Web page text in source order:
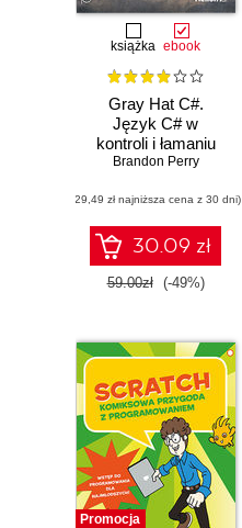
książka ebook
Gray Hat C#.
Język C# w
kontroli i łamaniu
zabezpieczeń
Brandon Perry
(29,49 zł najniższa cena z 30 dni)
30.09 zł
59.00zł (-49%)
Promocja